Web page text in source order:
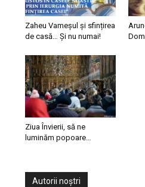
Zaheu Vameșul și sfințirea
de casă… Și nu numai!
Ziua Învierii, să ne
luminăm popoare…
Autorii noștri